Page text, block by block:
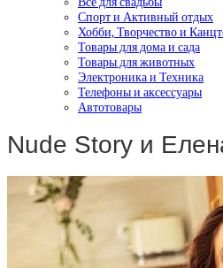
Спорт и Активный отдых
Хобби, Творчество и
Товары для дома и сада
Товары для животных
Электроника и Техника
Телефоны и аксессуары
Автотовары
Nude Story и